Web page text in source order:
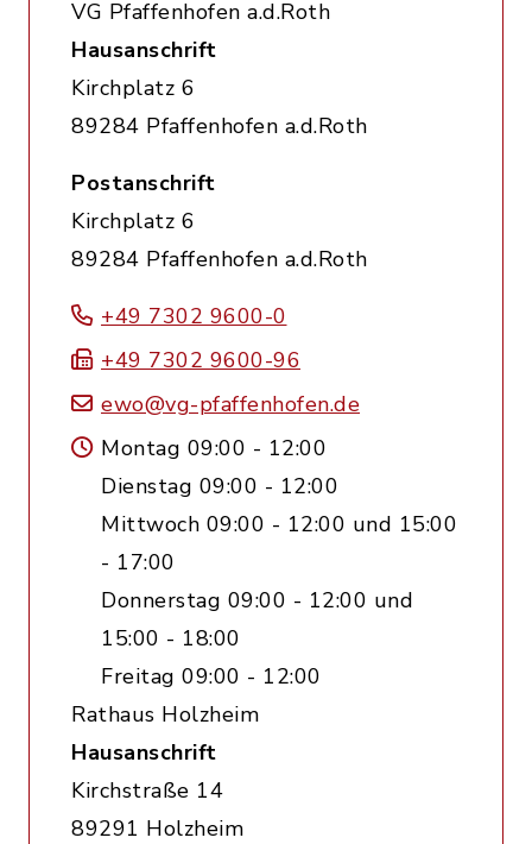
VG Pfaffenhofen a.d.Roth
Hausanschrift
Kirchplatz 6
89284 Pfaffenhofen a.d.Roth
Postanschrift
Kirchplatz 6
89284 Pfaffenhofen a.d.Roth
+49 7302 9600-0
+49 7302 9600-96
ewo@vg-pfaffenhofen.de
Montag 09:00 - 12:00
Dienstag 09:00 - 12:00
Mittwoch 09:00 - 12:00 und 15:00
- 17:00
Donnerstag 09:00 - 12:00 und
15:00 - 18:00
Freitag 09:00 - 12:00
Rathaus Holzheim
Hausanschrift
Kirchstraße 14
89291 Holzheim